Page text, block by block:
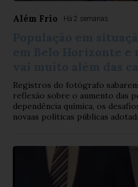
Além Frio Há 2 semanas
Registros do fotógrafo
reflexão sobre o aumento das
dependência química, os
novaas políticas públicas